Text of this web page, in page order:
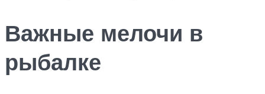
Важные мелочи в
рыбалке